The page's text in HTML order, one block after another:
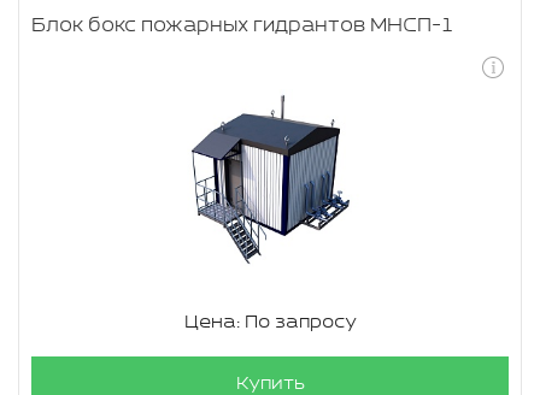
Блок бокс пожарных гидрантов МНСП-1
Цена: По запросу
Купить